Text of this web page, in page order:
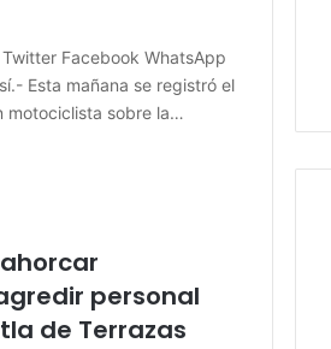
Facebook WhatsApp
Esta mañana se registró el
motociclista sobre la…
personal
de Terrazas